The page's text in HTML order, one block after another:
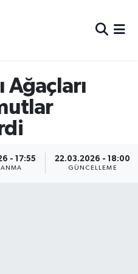
Ağaçları
- 17:55 22.03.2026 - 18:00
GÜNCELLEME
ve Fikstür